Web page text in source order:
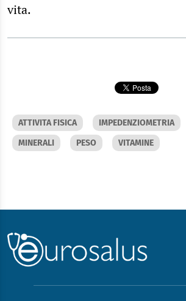
vita.
ATTIVITA FISICA IMPEDENZIOMETRIA
MINERALI
PESO VITAMINE